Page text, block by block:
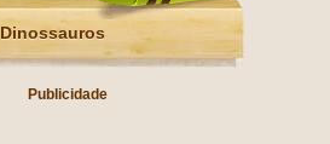
Dinossauros
Publicidade